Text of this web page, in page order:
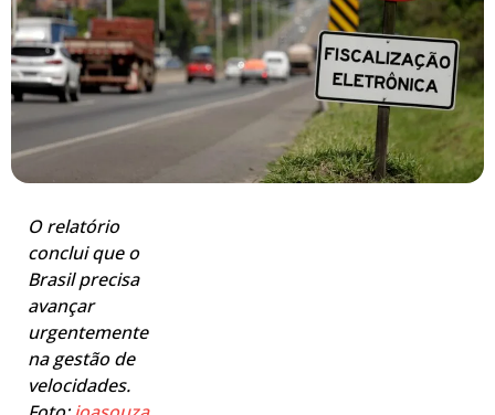
O relatório
conclui que o
Brasil precisa
avançar
urgentemente
na gestão de
velocidades.